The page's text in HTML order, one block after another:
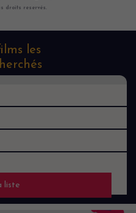
droits reservés.
les
liste